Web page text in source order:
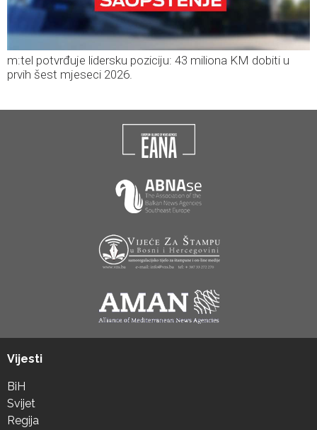
m:tel potvrđuje lidersku poziciju: 43 miliona KM dobiti u
prvih šest mjeseci 2026.
Vijesti
BiH
Svijet
Regija